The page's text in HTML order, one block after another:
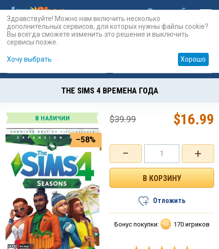
Карты Prepaid
THE SIMS 4 ВРЕМЕНА ГОДА
В НАЛИЧИИ
–58%
+
−
$16.99
$39.99
Отложить
Бонус покупки: 170 игриков
Здравствуйте! Можно нам включить несколько
дополнительных сервисов, для которых нужны файлы cookie?
Вы всегда сможете изменить это решение и выключить
сервисы позже.
Хочу выбрать Хорошо